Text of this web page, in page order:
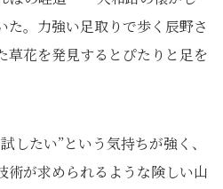
た。力強い足取りで歩く辰野さ
草花を発見するとぴたりと足を
したい”という気持ちが強く、
術が求められるような険しい山